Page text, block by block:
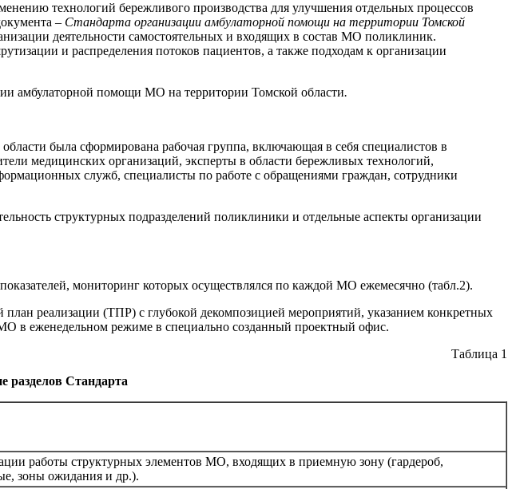
технологий бережливого производства для улучшения отдельных процессов
– Стандарта организации амбулаторной помощи на территории Томской
деятельности самостоятельных и входящих в состав МО поликлиник.
и распределения потоков пациентов, а также подходам к организации
амбулаторной помощи МО на территории Томской области.
была сформирована рабочая группа, включающая в себя специалистов в
медицинских организаций, эксперты в области бережливых технологий,
служб, специалисты по работе с обращениями граждан, сотрудники
структурных подразделений поликлиники и отдельные аспекты организации
мониторинг которых осуществлялся по каждой МО ежемесячно (табл.2).
реализации (ТПР) с глубокой декомпозицией мероприятий, указанием конкретных
в еженедельном режиме в специально созданный проектный офис.
Таблица 1
разделов Стандарта
работы структурных элементов МО, входящих в приемную зону (гардероб,
зоны ожидания и др.).